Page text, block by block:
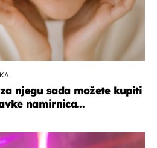
njegu sada možete kupiti
namirnica...